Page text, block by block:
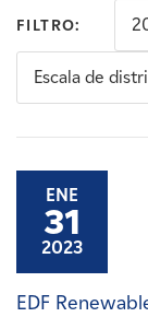
Noticias
Contacte con
FILTRO:
Escala de
ENE
31
2023
EDF